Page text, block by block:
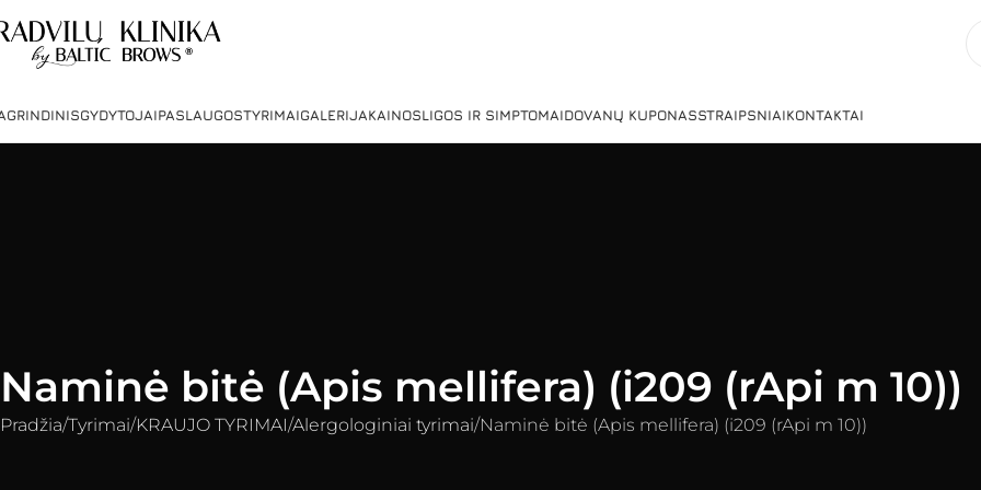
GYDYTOJAIPASLAUGOSTYRIMAIGALERIJAKAINOSLIGOS IR SIMPTOMAIDOVANŲ KUPONASSTRAIPSNIAIKONTAKTAI
Naminė bitė (Apis mellifera) (i209 (rApi m 10))
Pradžia Tyrimai KRAUJO TYRIMAI Alergologiniai tyrimai Naminė bitė (Apis mellifera) (i209 (rApi m 10))